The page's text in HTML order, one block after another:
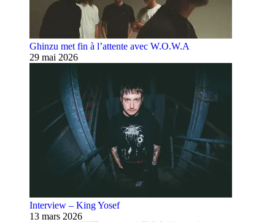
Ghinzu met fin à l’attente avec W.O.W.A
29 mai 2026
Interview – King Yosef
13 mars 2026